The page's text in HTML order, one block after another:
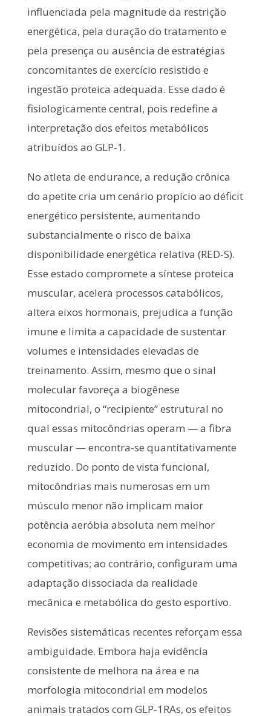
influenciada pela magnitude da restrição
energética, pela duração do tratamento e
pela presença ou ausência de estratégias
concomitantes de exercício resistido e
ingestão proteica adequada. Esse dado é
fisiologicamente central, pois redefine a
interpretação dos efeitos metabólicos
atribuídos ao GLP-1.
No atleta de endurance, a redução crônica
do apetite cria um cenário propício ao déficit
energético persistente, aumentando
substancialmente o risco de baixa
disponibilidade energética relativa (RED-S).
Esse estado compromete a síntese proteica
muscular, acelera processos catabólicos,
altera eixos hormonais, prejudica a função
imune e limita a capacidade de sustentar
volumes e intensidades elevadas de
treinamento. Assim, mesmo que o sinal
molecular favoreça a biogênese
mitocondrial, o “recipiente” estrutural no
qual essas mitocôndrias operam — a fibra
muscular — encontra-se quantitativamente
reduzido. Do ponto de vista funcional,
mitocôndrias mais numerosas em um
músculo menor não implicam maior
potência aeróbia absoluta nem melhor
economia de movimento em intensidades
competitivas; ao contrário, configuram uma
adaptação dissociada da realidade
mecânica e metabólica do gesto esportivo.
Revisões sistemáticas recentes reforçam essa
ambiguidade. Embora haja evidência
consistente de melhora na área e na
morfologia mitocondrial em modelos
animais tratados com GLP-1RAs, os efeitos